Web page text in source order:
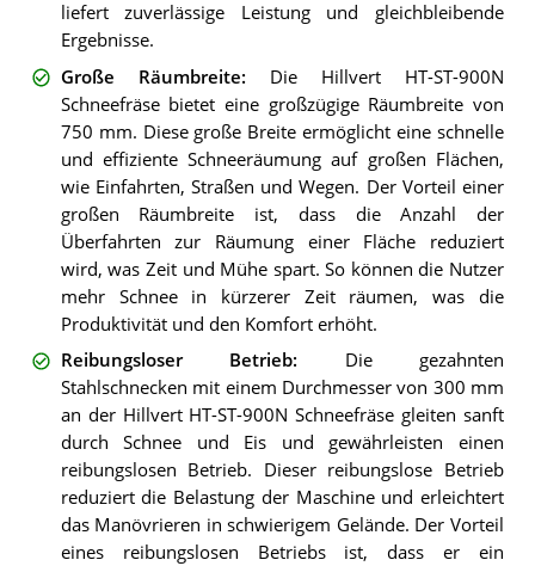
liefert zuverlässige Leistung und gleichbleibende
Ergebnisse.
Große Räumbreite: Die Hillvert HT-ST-900N
Schneefräse bietet eine großzügige Räumbreite von
750 mm. Diese große Breite ermöglicht eine schnelle
und effiziente Schneeräumung auf großen Flächen,
wie Einfahrten, Straßen und Wegen. Der Vorteil einer
großen Räumbreite ist, dass die Anzahl der
Überfahrten zur Räumung einer Fläche reduziert
wird, was Zeit und Mühe spart. So können die Nutzer
mehr Schnee in kürzerer Zeit räumen, was die
Produktivität und den Komfort erhöht.
Reibungsloser Betrieb: Die gezahnten
Stahlschnecken mit einem Durchmesser von 300 mm
an der Hillvert HT-ST-900N Schneefräse gleiten sanft
durch Schnee und Eis und gewährleisten einen
reibungslosen Betrieb. Dieser reibungslose Betrieb
reduziert die Belastung der Maschine und erleichtert
das Manövrieren in schwierigem Gelände. Der Vorteil
eines reibungslosen Betriebs ist, dass er ein